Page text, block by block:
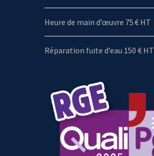
Heure de main d’œuvre 75 € HT
Réparation fuite d’eau 150 € HT